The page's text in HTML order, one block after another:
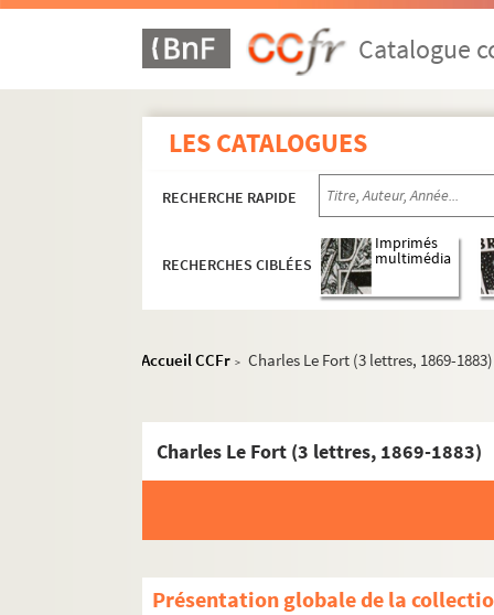
Catalogue
LES CATALOGUES
RECHERCHE RAPIDE
RECHERCHES CIBLÉES
Imprimés
multimédia
Accueil CCFr > Charles Le Fort (3 lettres, 1869-1883)
Charles Le Fort (3 lettres, 1869-1883)
Présentation globale de la
Ms 1824. Notes diverses d'Auguste
Ms 1825. Abrégé de l'histoire de Franche-
Ms 1826-1832. Pièces concernant les
Ms 1834-1836. Notes et documents
Ms 1837. Discours de réception d'Auguste
Ms 1838. « Copie réduite du journal d'un
Ms 1839. Procès-verbaux des séances de
Ms 1840. Procès-verbaux des séances de la
Ms 1841. Procès-verbaux de la
Ms 1856-1858. Inventaire sommaire des
Ms 1859. Notes et copies de documents
Ms 1861-1864. Tomes II-V. Lettres